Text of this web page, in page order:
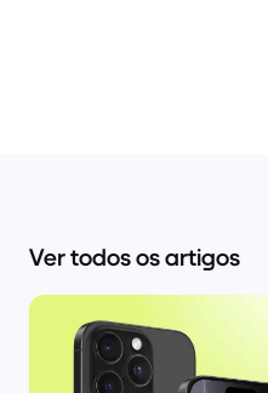
Ver todos os artigos